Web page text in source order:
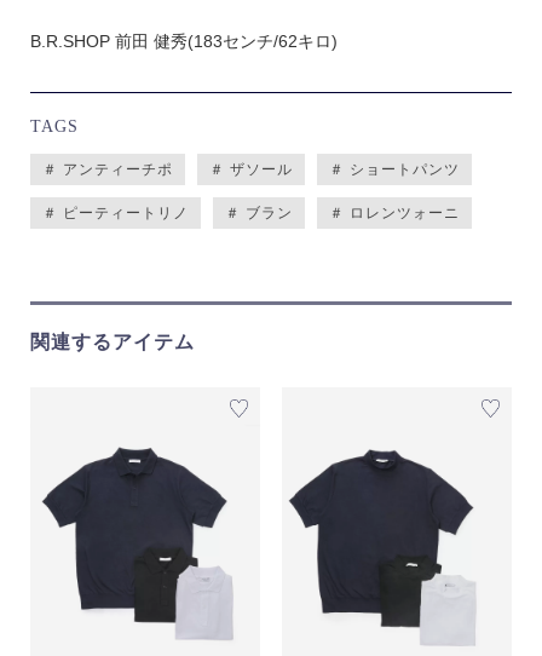
B.R.SHOP 前田 健秀(183センチ/62キロ)
TAGS
＃ アンティーチポ ＃ ザソール ＃ ショートパンツ
＃ ピーティートリノ ＃ ブラン ＃ ロレンツォーニ
関連するアイテム